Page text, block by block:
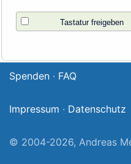
Tastatur freigeben
Spenden · FAQ
Impressum · Datenschutz
© 2004-2026, Andreas